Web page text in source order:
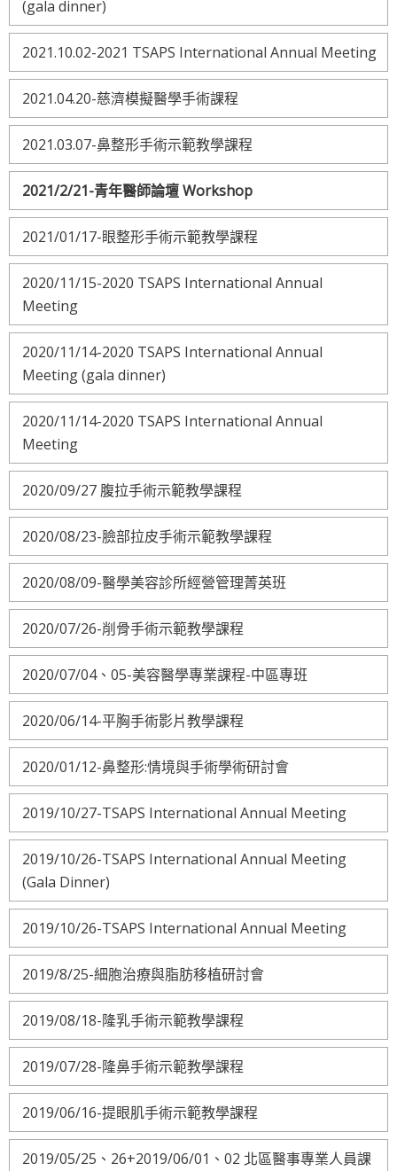
(gala dinner)
2021.10.02-2021 TSAPS International Annual Meeting
2021.04.20-慈濟模擬醫學手術課程
2021.03.07-鼻整形手術示範教學課程
2021/2/21-青年醫師論壇 Workshop
2021/01/17-眼整形手術示範教學課程
2020/11/15-2020 TSAPS International Annual
Meeting
2020/11/14-2020 TSAPS International Annual
Meeting (gala dinner)
2020/11/14-2020 TSAPS International Annual
Meeting
2020/09/27 腹拉手術示範教學課程
2020/08/23-臉部拉皮手術示範教學課程
2020/08/09-醫學美容診所經營管理菁英班
2020/07/26-削骨手術示範教學課程
2020/07/04、05-美容醫學專業課程-中區專班
2020/06/14-平胸手術影片教學課程
2020/01/12-鼻整形:情境與手術學術研討會
2019/10/27-TSAPS International Annual Meeting
2019/10/26-TSAPS International Annual Meeting
(Gala Dinner)
2019/10/26-TSAPS International Annual Meeting
2019/8/25-細胞治療與脂肪移植研討會
2019/08/18-隆乳手術示範教學課程
2019/07/28-隆鼻手術示範教學課程
2019/06/16-提眼肌手術示範教學課程
2019/05/25、26+2019/06/01、02 北區醫事專業人員課